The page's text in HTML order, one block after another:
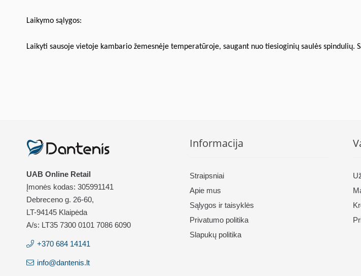
Laikymo sąlygos:
Laikyti sausoje vietoje kambario žemesnėje temperatūroje, saugant nuo tiesioginių saulės spindulių.
UAB Online Retail
Įmonės kodas: 305991141
Debreceno g. 26-60,
LT-94145 Klaipėda
A/s: LT35 7300 0101 7086 6090
+370 684 14141
info@dantenis.lt
Informacija
Straipsniai
Apie mus
Sąlygos ir taisyklės
Privatumo politika
Slapukų politika